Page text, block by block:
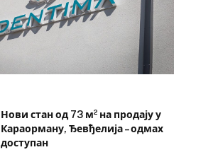
Нови стан од 73 м² на продају у
Караорману, Ђевђелија – одмах
доступан